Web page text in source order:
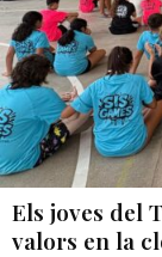
Els joves del
valors en la